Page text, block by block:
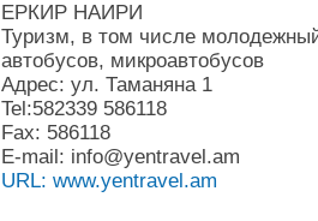
ЕРКИР НАИРИ
Туризм, в том числе
автобусов, микроавтобусов
Адрес: ул. Таманяна 1
Tel:582339 586118
Fax: 586118
E-mail: info@yentravel.am
URL: www.yentravel.am